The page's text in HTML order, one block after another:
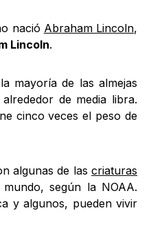
nació Abraham Lincoln,
Lincoln.
mayoría de las almejas
de media libra.
cinco veces el peso de
algunas de lascriaturas
según la NOAA.
y algunos, pueden vivir